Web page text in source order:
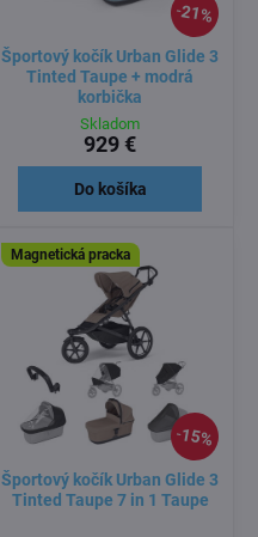
21%
Športový kočík Urban Glide 3
Tinted Taupe + modrá
korbička
Skladom
929 €
Do košíka
15%
Magnetická pracka
Športový kočík Urban Glide 3
Tinted Taupe 7 in 1 Taupe